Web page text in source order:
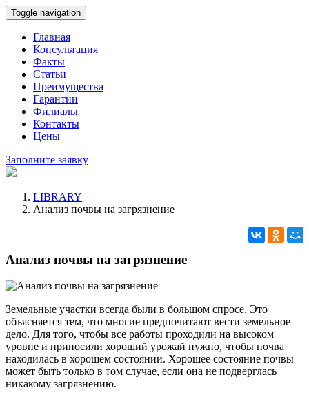
Toggle navigation
Главная
Консультация
Факты
Статьи
Преимущества
Гарантии
Филиалы
Контакты
Цены
Заполните заявку
LIBRARY
Анализ почвы на загрязнение
Анализ почвы на загрязнение
Земельные участки всегда были в большом спросе. Это
объясняется тем, что многие предпочитают вести земельное
дело. Для того, чтобы все работы проходили на высоком
уровне и приносили хороший урожай нужно, чтобы почва
находилась в хорошем состоянии. Хорошее состояние почвы
может быть только в том случае, если она не подверглась
никакому загрязнению.